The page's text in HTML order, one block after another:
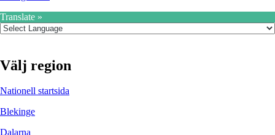
Translate »
Välj region
Nationell startsida
Blekinge
Dalarna